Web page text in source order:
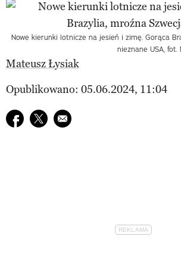
Nowe kierunki lotnicze na jesień i zimę. Gorąca
nieznane USA,
Mateusz Łysiak
Opublikowano: 05.06.2024, 11:04
Udostępnij na facebook
Udostępnij na twitter
E-mail do przyjaciela